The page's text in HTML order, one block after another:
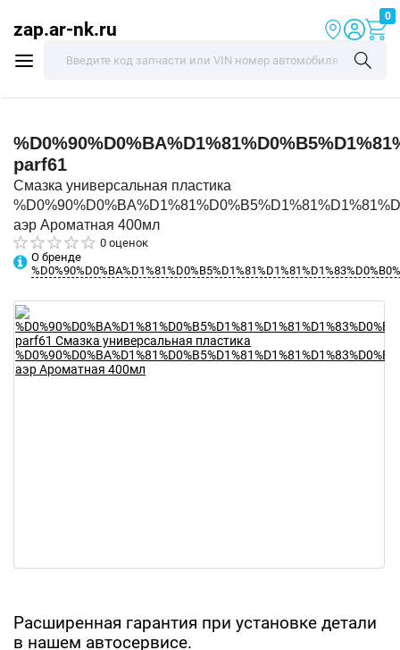
zap.ar-nk.ru
0
parf61
Смазка универсальная пластика
аэр Ароматная 400мл
0 оценок
О бренде
Расширенная гарантия при установке детали
в нашем автосервисе.